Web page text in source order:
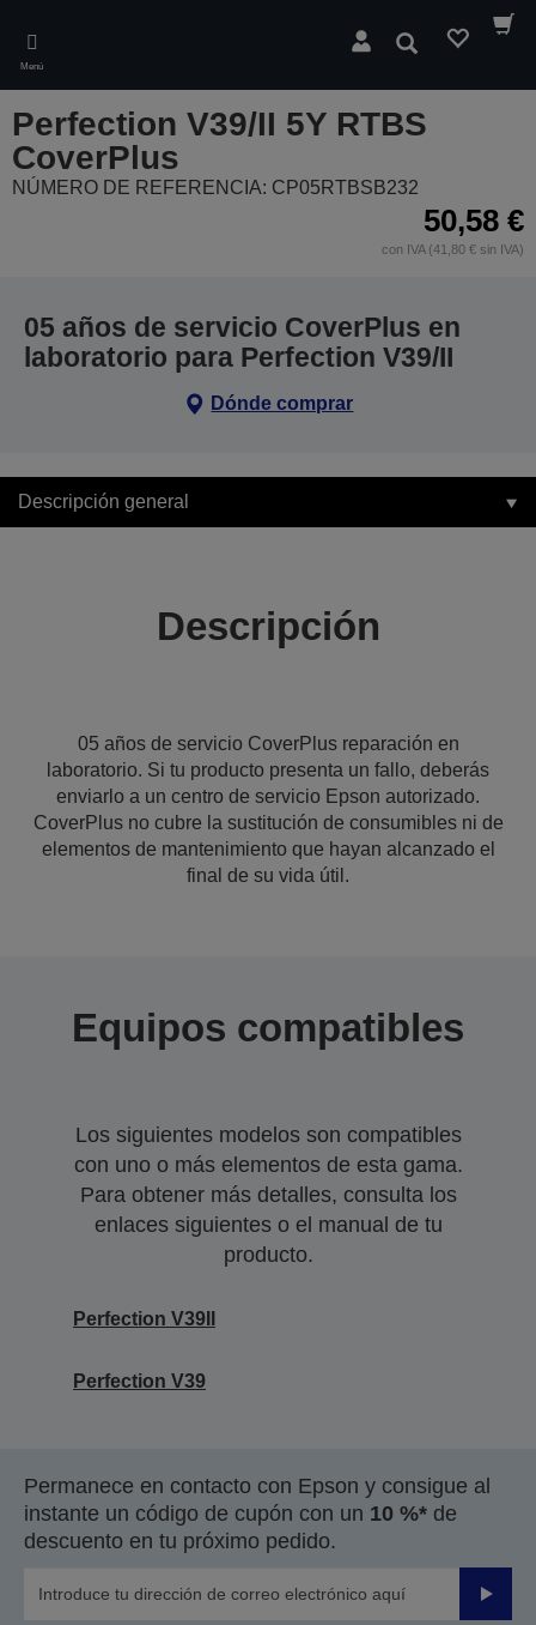
main
content
Menú
Buscar
Perfection V39/II 5Y RTBS
CoverPlus
NÚMERO DE REFERENCIA: CP05RTBSB232
50,58 €
con IVA (41,80 € sin IVA)
05 años de servicio CoverPlus en
laboratorio para Perfection V39/II
Dónde comprar
Descripción general
Descripción
05 años de servicio CoverPlus reparación en
laboratorio. Si tu producto presenta un fallo, deberás
enviarlo a un centro de servicio Epson autorizado.
CoverPlus no cubre la sustitución de consumibles ni de
elementos de mantenimiento que hayan alcanzado el
final de su vida útil.
Equipos compatibles
Los siguientes modelos son compatibles
con uno o más elementos de esta gama.
Para obtener más detalles, consulta los
enlaces siguientes o el manual de tu
producto.
Perfection V39II
Perfection V39
Permanece en contacto con Epson y consigue al
instante un código de cupón con un 10 %* de
descuento en tu próximo pedido.
Enviar